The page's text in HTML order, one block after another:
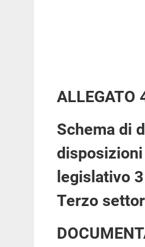
ALLEGATO
Schema di
legislativo
Terzo